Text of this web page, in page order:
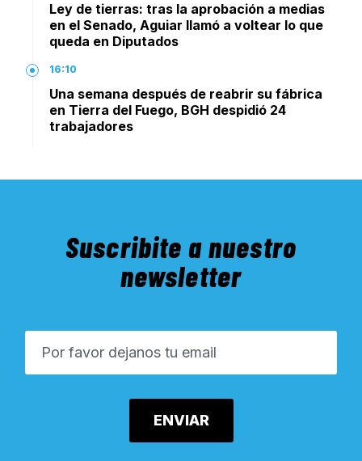
Ley de tierras: tras la aprobación a medias
en el Senado, Aguiar llamó a voltear lo que
queda en Diputados
16:10
Una semana después de reabrir su fábrica
en Tierra del Fuego, BGH despidió 24
trabajadores
Suscribite a nuestro
newsletter